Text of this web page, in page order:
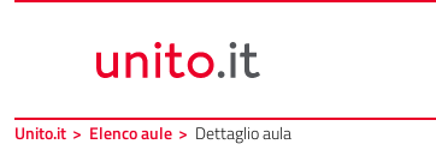
Unito.it > Elenco aule > Dettaglio aula